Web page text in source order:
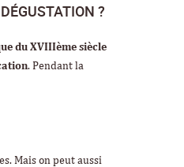
?
du XVIIIème siècle
. Pendant la
Mais on peut aussi